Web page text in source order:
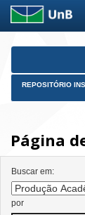
Skip
REPOSITÓRIO
Página
Buscar em:
por